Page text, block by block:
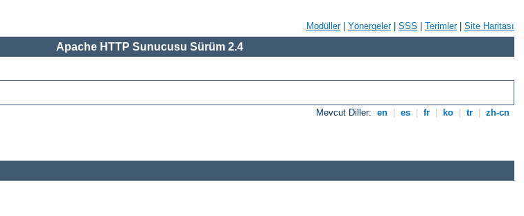
Modüller| Yönergeler| SSS Terimler| Site Haritası
Apache HTTP Sunucusu Sürüm 2.4
Mevcut Diller: en es fr ko tr zh-cn